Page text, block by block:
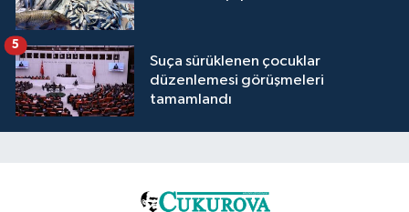
Suça sürüklenen çocuklar
düzenlemesi görüşmeleri
tamamlandı
5